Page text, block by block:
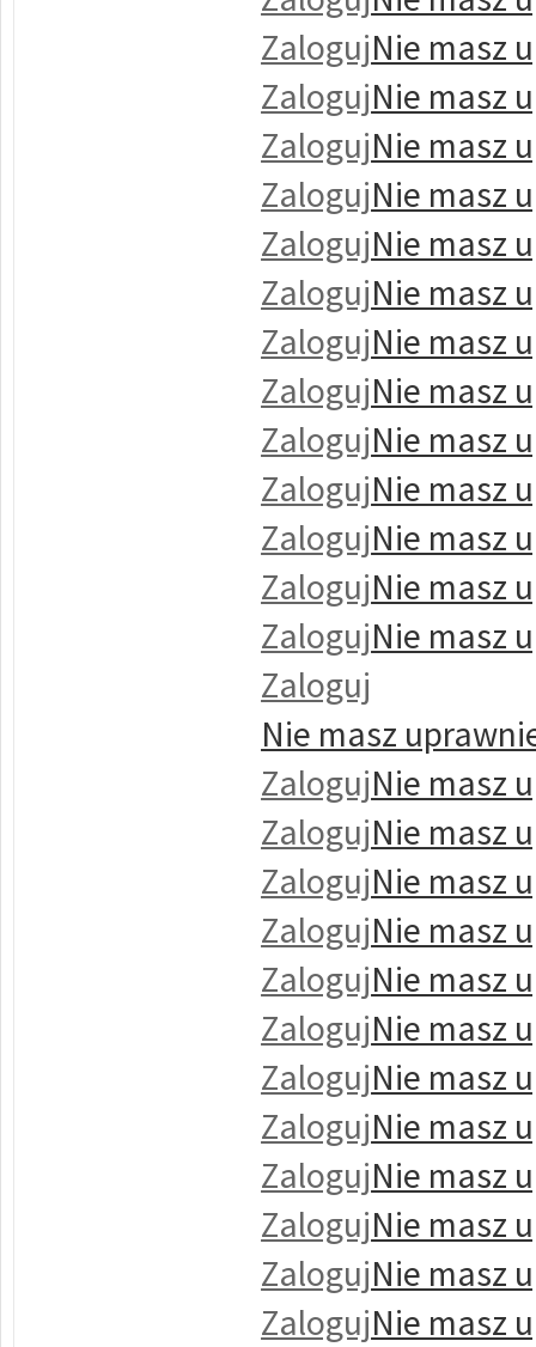
ZalogujNie masz
ZalogujNie masz
ZalogujNie masz
ZalogujNie masz
ZalogujNie masz
ZalogujNie masz
ZalogujNie masz
ZalogujNie masz
ZalogujNie masz
ZalogujNie masz
ZalogujNie masz
ZalogujNie masz
ZalogujNie masz
Zaloguj
Nie masz
ZalogujNie masz
ZalogujNie masz
ZalogujNie masz
ZalogujNie masz
ZalogujNie masz
ZalogujNie masz
ZalogujNie masz
ZalogujNie masz
ZalogujNie masz
ZalogujNie masz
ZalogujNie masz
ZalogujNie masz